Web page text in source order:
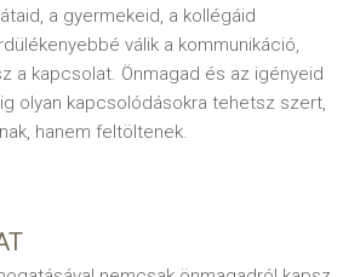
a gyermekeid, a kollégáid
válik a kommunikáció,
a kapcsolat. Önmagad és az igényeid
olyan kapcsolódásokra tehetsz szert,
hanem feltöltenek.